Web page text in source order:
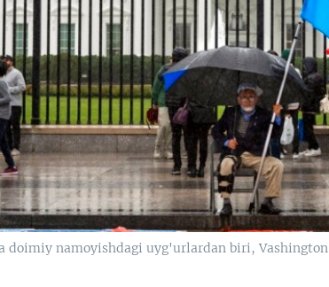
doimiy namoyishdagi uyg'urlardan biri, Vashington